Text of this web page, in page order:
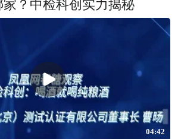
？中检科创实力揭秘
04:42